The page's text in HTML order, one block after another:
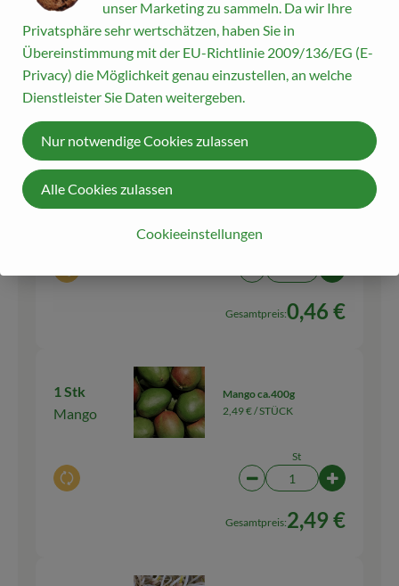
Auswahl ändern
kg
Artikelanzahl
Gesamtpreis:
1 Stk
Zwiebel
Auswahl ändern Artikelanzahl
Gesamtpreis:0,46 €
1 Stk
Mango
Auswahl ändern
Mango ca.400g
2,49 € /STÜCK
St
Artikelanzahl
Gesamtpreis:2,49 €
unser Marketing zu sammeln. Da wir Ihre
Privatsphäre sehr wertschätzen, haben Sie in
Übereinstimmung mit der EU-Richtlinie 2009/136/EG (E-
Privacy) die Möglichkeit genau einzustellen, an welche
Dienstleister Sie Daten weitergeben.
Cookieeinstellungen
Nur notwendige Cookies zulassen
Alle Cookies zulassen